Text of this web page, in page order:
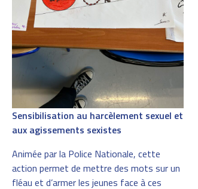
Sensibilisation au harcèlement sexuel et
aux agissements sexistes
Animée par la Police Nationale, cette
action permet de mettre des mots sur un
fléau et d’armer les jeunes face à ces